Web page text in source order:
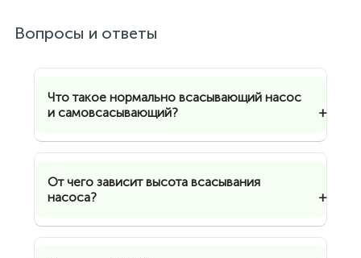
Вопросы и ответы
Что такое нормально всасывающий насос
и самовсасывающий?
От чего зависит высота всасывания
насоса?